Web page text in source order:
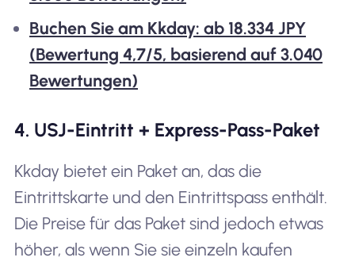
Buchen Sie am Kkday: ab 18.334 JPY
(Bewertung 4,7/5, basierend auf 3.040
Bewertungen)
4. USJ-Eintritt + Express-Pass-Paket
Kkday bietet ein Paket an, das die
Eintrittskarte und den Eintrittspass enthält.
Die Preise für das Paket sind jedoch etwas
höher, als wenn Sie sie einzeln kaufen